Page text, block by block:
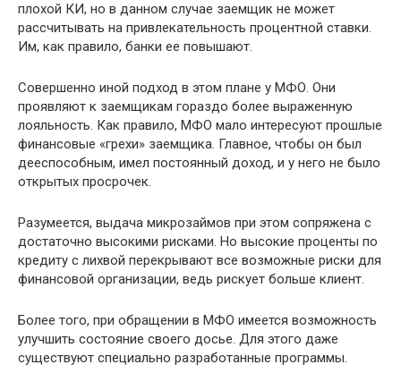
плохой КИ, но в данном случае заемщик не может
рассчитывать на привлекательность процентной ставки.
Им, как правило, банки ее повышают.
Совершенно иной подход в этом плане у МФО. Они
проявляют к заемщикам гораздо более выраженную
лояльность. Как правило, МФО мало интересуют прошлые
финансовые «грехи» заемщика. Главное, чтобы он был
дееспособным, имел постоянный доход, и у него не было
открытых просрочек.
Разумеется, выдача микрозаймов при этом сопряжена с
достаточно высокими рисками. Но высокие проценты по
кредиту с лихвой перекрывают все возможные риски для
финансовой организации, ведь рискует больше клиент.
Более того, при обращении в МФО имеется возможность
улучшить состояние своего досье. Для этого даже
существуют специально разработанные программы.